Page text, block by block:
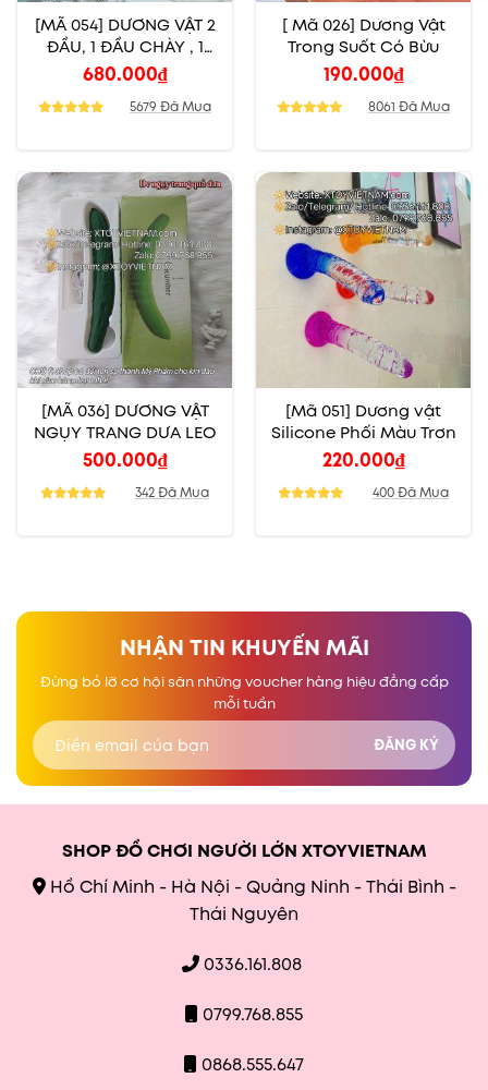
[MÃ 054] DƯƠNG VẬT 2
ĐẦU, 1 ĐẦU CHÀY , 1
ĐẦU DƯƠNG VẬT
680.000₫
5679 Đã Mua
[ Mã 026] Dương Vật
Trong Suốt Có Bừu
190.000₫
8061 Đã Mua
[MÃ 036] DƯƠNG VẬT
NGỤY TRANG DƯA LEO
500.000₫
342 Đã Mua
[Mã 051] Dương vật
Silicone Phối Màu Trơn
220.000₫
400 Đã Mua
NHẬN TIN KHUYẾN MÃI
Đừng bỏ lỡ cơ hội săn những voucher hàng hiệu đẳng cấp
mỗi tuần
SHOP ĐỒ CHƠI NGƯỜI LỚN XTOYVIETNAM
Hồ Chí Minh - Hà Nội - Quảng Ninh - Thái Bình -
Thái Nguyên
0336.161.808
0799.768.855
0868.555.647